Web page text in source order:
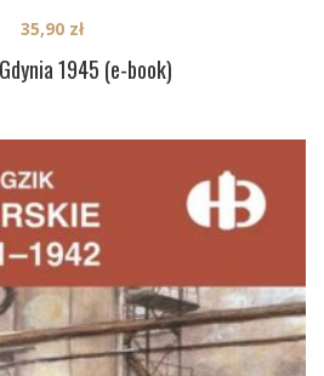
1945 (e-book)
35,90 zł